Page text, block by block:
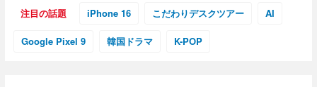
注目の話題 iPhone 16 こだわりデスクツアー AI
Google Pixel 9 韓国ドラマ K-POP